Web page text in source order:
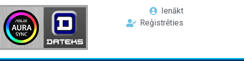
Ienākt
Reģistrēties